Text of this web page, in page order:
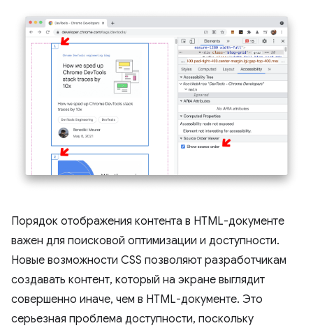
Порядок отображения контента в HTML-документе
важен для поисковой оптимизации и доступности.
Новые возможности CSS позволяют разработчикам
создавать контент, который на экране выглядит
совершенно иначе, чем в HTML-документе. Это
серьезная проблема доступности, поскольку